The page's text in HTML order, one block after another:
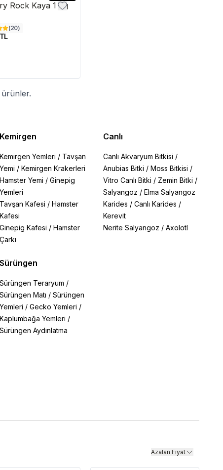
Rock Kaya 1 Kg
(20)
ürünler.
Kemirgen
Kemirgen Yemleri / Tavşan
Yemi / Kemirgen Krakerleri
Hamster Yemi / Ginepig
Yemleri
Tavşan Kafesi / Hamster
Kafesi
Ginepig Kafesi / Hamster
Çarkı
Sürüngen
Sürüngen Teraryum /
Sürüngen Matı / Sürüngen
Yemleri / Gecko Yemleri /
Kaplumbağa Yemleri /
Sürüngen Aydınlatma
Canlı
Canlı Akvaryum Bitkisi /
Anubias Bitki /Moss Bitkisi /
Vitro Canlı Bitki / Zemin Bitki /
Salyangoz /Elma Salyangoz
Karides /Canlı Karides /
Kerevit
Nerite Salyangoz /Axolotl
Azalan Fiyat